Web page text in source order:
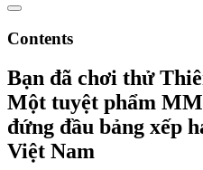
Contents
Bạn đã chơi thử
Một tuyệt phẩm
đứng đầu bảng xếp
Việt Nam